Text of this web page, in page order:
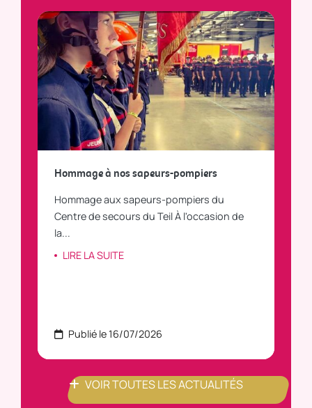
Hommage à nos sapeurs-pompiers
Hommage aux sapeurs-pompiers du
Centre de secours du Teil À l'occasion de
la...
LIRE LA SUITE
Publié le 16/07/2026
VOIR TOUTES LES ACTUALITÉS